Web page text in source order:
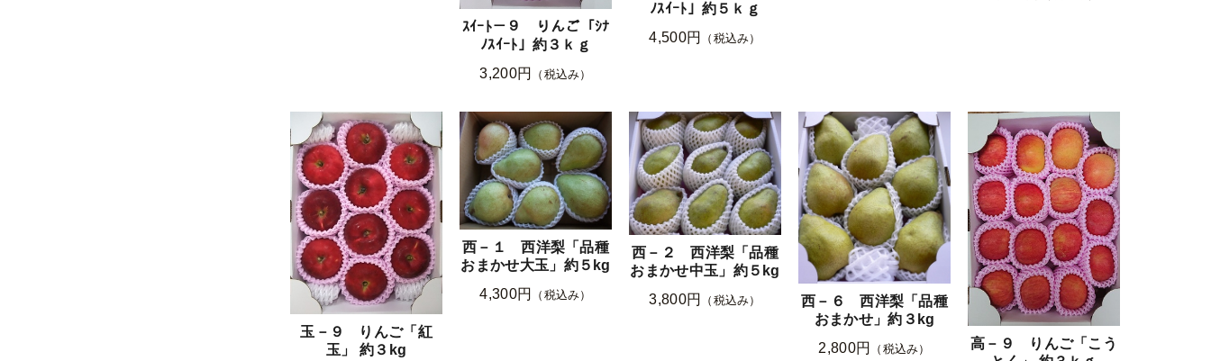
ｽｲｰﾄ－９ りんご「ｼﾅ
ﾉｽｲｰﾄ」約３ｋｇ
3,200円
（税込み）
ﾉｽｲｰﾄ」約５ｋｇ
4,500円
（税込み）
玉－９ りんご「紅
玉」 約３kg
西－１ 西洋梨「品種
おまかせ大玉」約５kg
4,300円
（税込み）
西－２ 西洋梨「品種
おまかせ中玉」約５kg
3,800円
（税込み）
西－６ 西洋梨「品種
おまかせ」約３kg
2,800円
（税込み）
高－９ りんご「こう